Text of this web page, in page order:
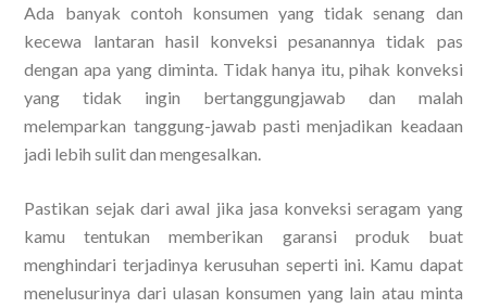
Ada banyak contoh konsumen yang tidak senang dan
kecewa lantaran hasil konveksi pesanannya tidak pas
dengan apa yang diminta. Tidak hanya itu, pihak konveksi
yang tidak ingin bertanggungjawab dan malah
melemparkan tanggung-jawab pasti menjadikan keadaan
jadi lebih sulit dan mengesalkan.
Pastikan sejak dari awal jika jasa konveksi seragam yang
kamu tentukan memberikan garansi produk buat
menghindari terjadinya kerusuhan seperti ini. Kamu dapat
menelusurinya dari ulasan konsumen yang lain atau minta